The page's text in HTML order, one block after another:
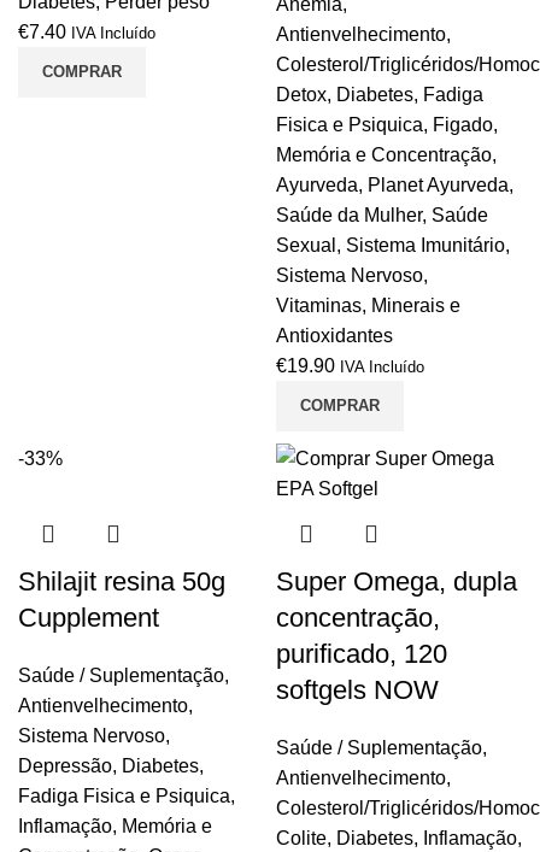
€7.40 IVA Incluído
COMPRAR
Antienvelhecimento,
Colesterol/Triglicéridos/
Detox, Diabetes, Fadiga
Fisica e Psiquica, Figado,
Memória e Concentração,
Ayurveda, Planet Ayurveda,
Saúde da Mulher, Saúde
Sexual , Sistema Imunitário,
Sistema Nervoso,
Vitaminas, Minerais e
Antioxidantes
€19.90 IVA Incluído
COMPRAR
-33%
Shilajit resina 50g
Cupplement
Saúde / Suplementação,
Antienvelhecimento,
Sistema Nervoso,
Depressão, Diabetes,
Fadiga Fisica e Psiquica,
Inflamação, Memória e
Super Omega, dupla
concentração,
purificado, 120
softgels NOW
Saúde / Suplementação,
Antienvelhecimento,
Colesterol/Triglicéridos/
Colite, Diabetes, Inflamação,